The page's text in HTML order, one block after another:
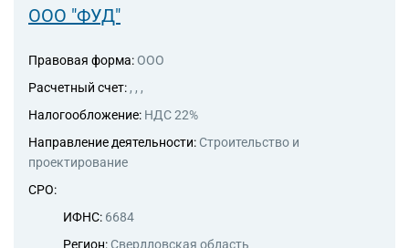
ООО "ФУД"
Правовая форма: ООО
Расчетный счет: , , ,
Налогообложение: НДС 22%
Направление деятельности: Строительство и
проектирование
СРО:
ИФНС: 6684
Регион: Свердловская область